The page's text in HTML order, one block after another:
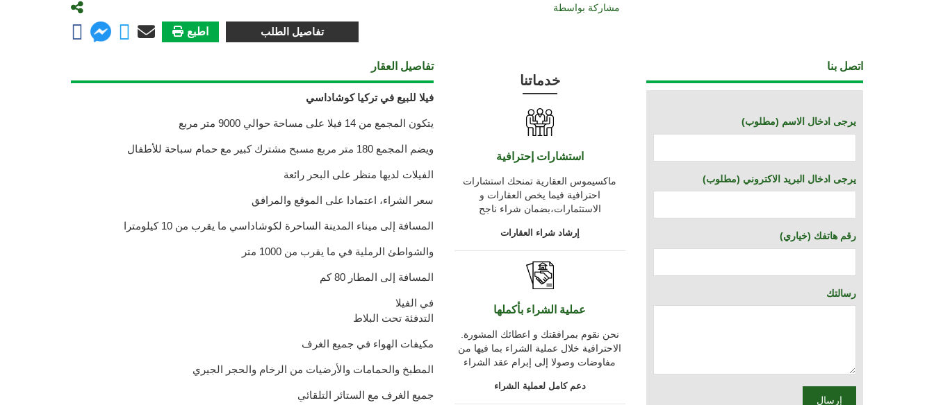
مشاركة بواسطة
اطبع تفاصيل الطلب
تفاصيل العقار
فيلا للبيع في تركيا كوشاداسي
يتكون المجمع من 14 فيلا على مساحة حوالي 9000 متر مربع
ويضم المجمع 180 متر مربع مسبح مشترك كبير مع حمام سباحة للأطفال
الفيلات لديها منظر على البحر رائعة
سعر الشراء، اعتمادا على الموقع والمرافق
المسافة إلى ميناء المدينة الساحرة لكوشاداسي ما يقرب من 10 كيلومترا
والشواطئ الرملية في ما يقرب من 1000 متر
المسافة إلى المطار 80 كم
في الفيلا
التدفئة تحت البلاط
مكيفات الهواء في جميع الغرف
المطبخ والحمامات والأرضيات من الرخام والحجر الجيري
جميع الغرف مع الستائر التلقائي
خدماتنا
استشارات إحترافية
ماكسيموس العقارية تمنحك استشارات
احترافية فيما يخص العقارات و
الاستثمارات،بضمان شراء ناجح
إرشاد شراء العقارات
عملية الشراء بأكملها
الاحترافية خلال عملية الشراء بما فيها من
مفاوضات وصولا إلى إبرام عقد الشراء
دعم كامل لعملية الشراء
اتصل بنا
(يرجى ادخال الاسم (مطلوب
(يرجى ادخال البريد الاكتروني (مطلوب
(خياري) رقم هاتفك
رسالتك